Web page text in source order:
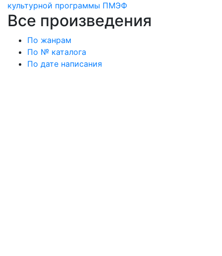
культурной программы ПМЭФ
Все произведения
По жанрам
По № каталога
По дате написания